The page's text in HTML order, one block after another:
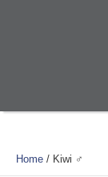
Home / Kiwi ♂